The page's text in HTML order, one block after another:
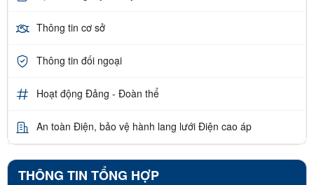
Thông tin cơ sở
Thông tin đối ngoại
Hoạt động Đảng - Đoàn thể
An toàn Điện, bảo vệ hành lang lưới Điện cao áp
THÔNG TIN TỔNG HỢP